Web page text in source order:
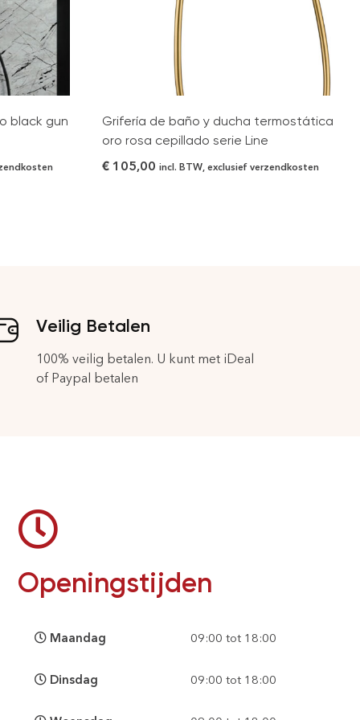
black gun
Grifería de baño y ducha termostática
oro rosa cepillado serie Line
€ 105,00 incl. BTW, exclusief verzendkosten
Veilig Betalen
100% veilig betalen. U kunt met iDeal
of Paypal betalen
Openingstijden
Maandag 09:00 tot 18:00
Dinsdag 09:00 tot 18:00